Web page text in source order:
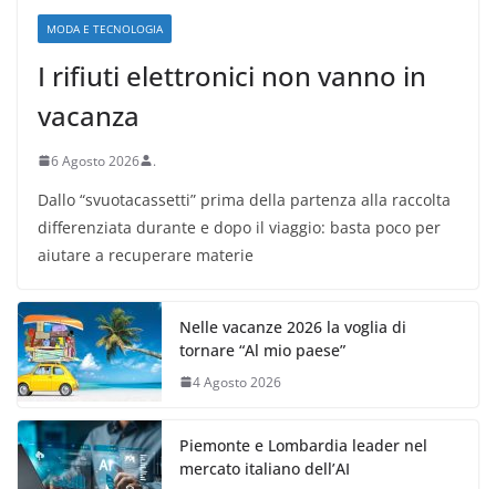
MODA E TECNOLOGIA
I rifiuti elettronici non vanno in
vacanza
6 Agosto 2026 .
Dallo “svuotacassetti” prima della partenza alla raccolta
differenziata durante e dopo il viaggio: basta poco per
aiutare a recuperare materie
Nelle vacanze 2026 la voglia di
tornare “Al mio paese”
4 Agosto 2026
Piemonte e Lombardia leader nel
mercato italiano dell’AI